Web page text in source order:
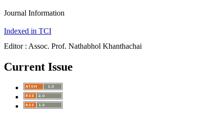
Journal Information
Indexed in TCI
Editor : Assoc. Prof. Nathabhol Khanthachai
Current Issue